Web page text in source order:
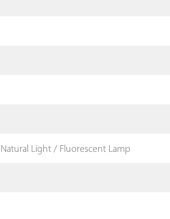
Light / Fluorescent Lamp